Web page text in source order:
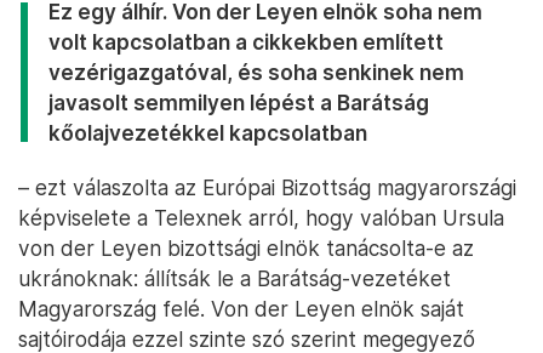
Ez egy álhír. Von der Leyen elnök soha nem
volt kapcsolatban a cikkekben említett
vezérigazgatóval, és soha senkinek nem
javasolt semmilyen lépést a Barátság
kőolajvezetékkel kapcsolatban
– ezt válaszolta az Európai Bizottság magyarországi
képviselete a Telexnek arról, hogy valóban Ursula
von der Leyen bizottsági elnök tanácsolta-e az
ukránoknak: állítsák le a Barátság-vezetéket
Magyarország felé. Von der Leyen elnök saját
sajtóirodája ezzel szinte szó szerint megegyező